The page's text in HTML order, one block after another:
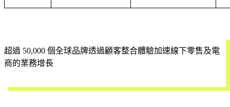
超過 50,000 個全球品牌透過顧客整合體驗加速線下零售及電
商的業務增長